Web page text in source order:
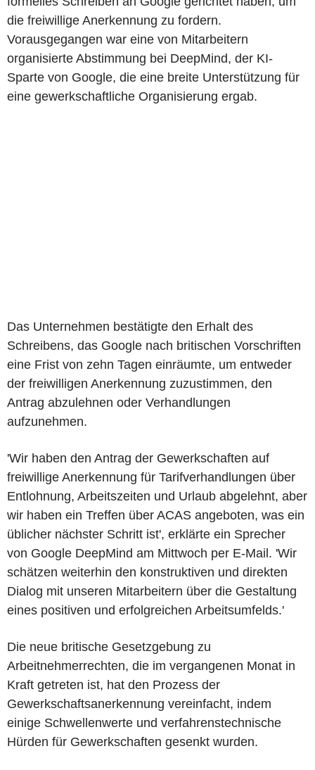
die freiwillige Anerkennung zu fordern.
Vorausgegangen war eine von Mitarbeitern
organisierte Abstimmung bei DeepMind, der KI-
Sparte von Google, die eine breite Unterstützung für
eine gewerkschaftliche Organisierung ergab.
Das Unternehmen bestätigte den Erhalt des
Schreibens, das Google nach britischen Vorschriften
eine Frist von zehn Tagen einräumte, um entweder
der freiwilligen Anerkennung zuzustimmen, den
Antrag abzulehnen oder Verhandlungen
aufzunehmen.
'Wir haben den Antrag der Gewerkschaften auf
freiwillige Anerkennung für Tarifverhandlungen über
Entlohnung, Arbeitszeiten und Urlaub abgelehnt, aber
wir haben ein Treffen über ACAS angeboten, was ein
üblicher nächster Schritt ist', erklärte ein Sprecher
von Google DeepMind am Mittwoch per E-Mail. 'Wir
schätzen weiterhin den konstruktiven und direkten
Dialog mit unseren Mitarbeitern über die Gestaltung
eines positiven und erfolgreichen Arbeitsumfelds.'
Die neue britische Gesetzgebung zu
Arbeitnehmerrechten, die im vergangenen Monat in
Kraft getreten ist, hat den Prozess der
Gewerkschaftsanerkennung vereinfacht, indem
einige Schwellenwerte und verfahrenstechnische
Hürden für Gewerkschaften gesenkt wurden.